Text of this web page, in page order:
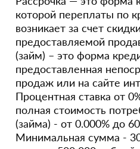
которой переплаты по
возникает за счет
предоставляемой
(займ) – это форма
предоставленная
продаж или на сайте
Процентная ставка от
полная стоимость
(займа) - от 0.000% до
Минимальная сумма -